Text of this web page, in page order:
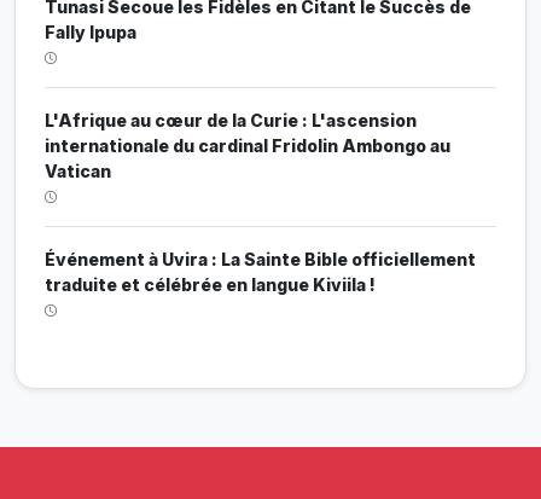
Tunasi Secoue les Fidèles en Citant le Succès de
Fally Ipupa
L'Afrique au cœur de la Curie : L'ascension
internationale du cardinal Fridolin Ambongo au
Vatican
Événement à Uvira : La Sainte Bible officiellement
traduite et célébrée en langue Kiviila !